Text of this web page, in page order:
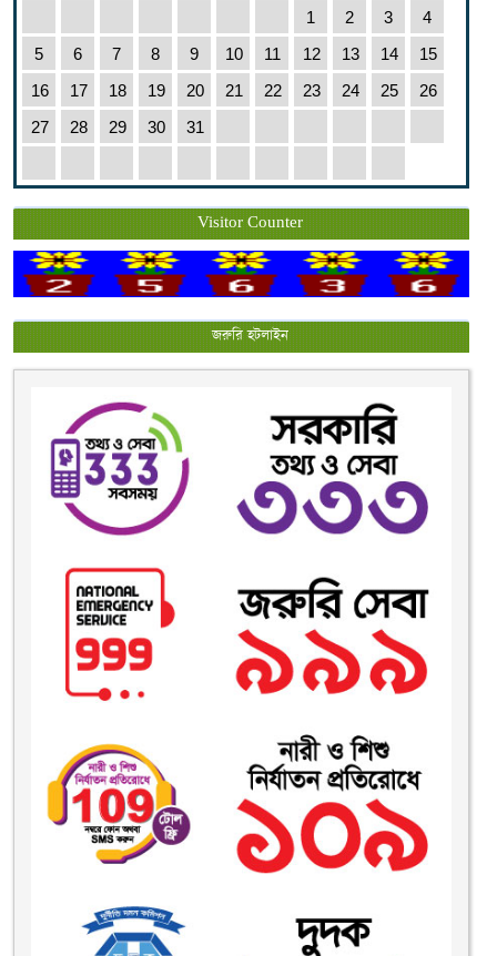
1
2 3
4
5
6 7 8 9 10 11 12 13 14
15
16
17 18 19 20 21 22 23 24 25
26
27
28 29 30 31
Visitor Counter
জরুরি হটলাইন